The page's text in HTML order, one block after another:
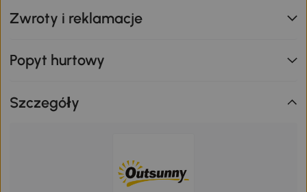
Zwroty i reklamacje
Popyt hurtowy
Szczegóły